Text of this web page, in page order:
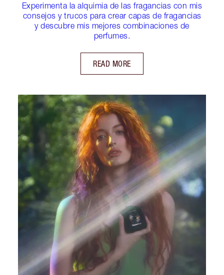
Experimenta la alquimia de las fragancias con mis
consejos y trucos para crear capas de fragancias
y descubre mis mejores combinaciones de
perfumes.
READ MORE